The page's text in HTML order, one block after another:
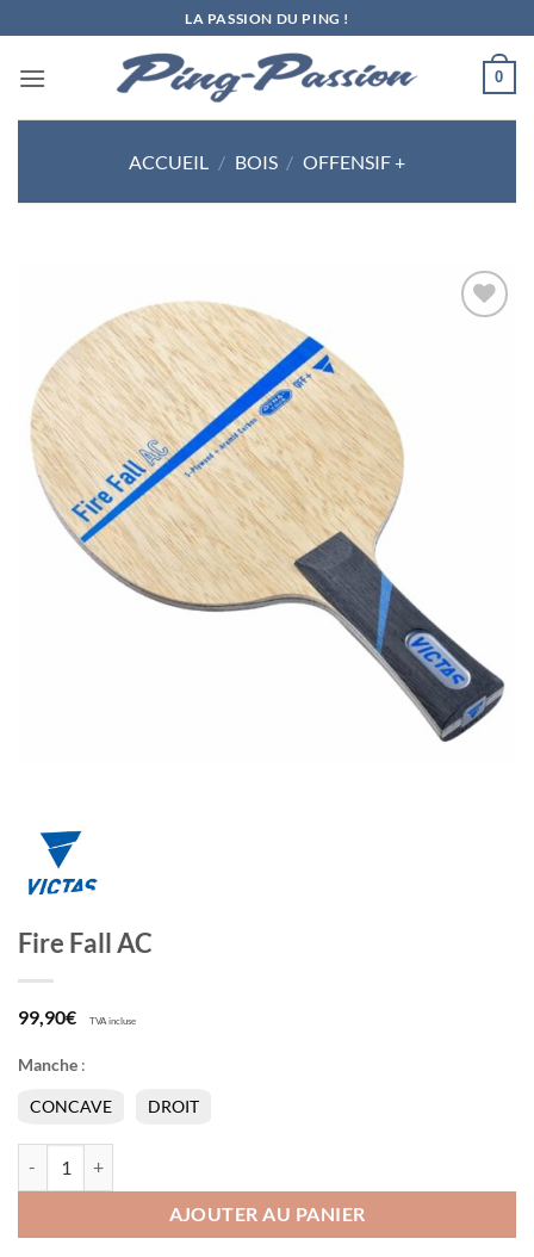
au
contenu
LA PASSION DU PING !
0
ACCUEIL / BOIS / OFFENSIF +
Fire Fall AC
99,90€ TVA incluse
Manche :
CONCAVE DROIT
AJOUTER AU PANIER